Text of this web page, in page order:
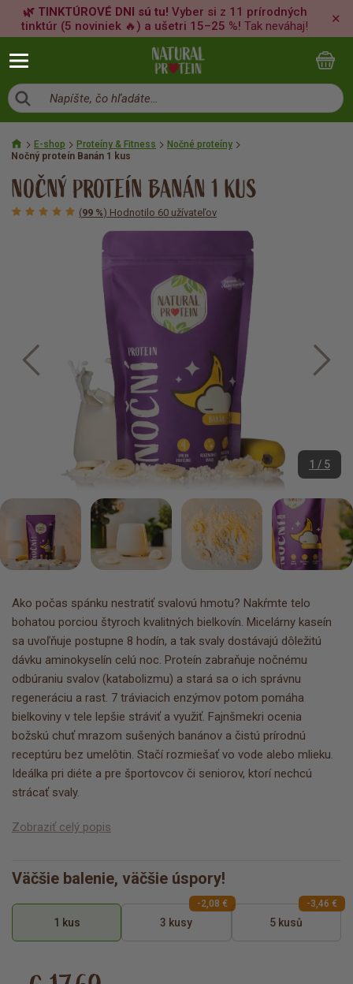
🌿 TINKTÚROVÉ DNI sú tu! Vyber si z 11 prírodných
tinktúr (5 noviniek 🔥) a ušetri 15–25 %! Tak neváhaj!
✕
Napíšte, čo hľadáte…
E-shop Proteíny & Fitness
Nočné proteíny
Nočný proteín Banán 1 kus
NOČNÝ PROTEÍN BANÁN 1 KUS
(99 %) Hodnotilo 60 užívateľov
1 / 5
Ako počas spánku nestratiť svalovú hmotu? Nakŕmte telo
bohatou porciou štyroch kvalitných bielkovín. Micelárny kaseín
sa uvoľňuje postupne 8 hodín, a tak svaly dostávajú dôležitú
dávku aminokyselín celú noc. Proteín zabraňuje nočnému
odbúraniu svalov (katabolizmu) a stará sa o ich správnu
regeneráciu a rast. 7 tráviacich enzýmov potom pomáha
bielkoviny v tele lepšie stráviť a využiť. Fajnšmekri ocenia
božskú chuť mrazom sušených banánov a čistú prírodnú
receptúru bez umelôtin. Stačí rozmiešať vo vode alebo mlieku.
Ideálka pri diéte a pre športovcov či seniorov, ktorí nechcú
strácať svaly.
Zobraziť celý popis
Väčšie balenie, väčšie úspory!
1 kus 3 kusy
-2,08 €
5 kusů
-3,46 €